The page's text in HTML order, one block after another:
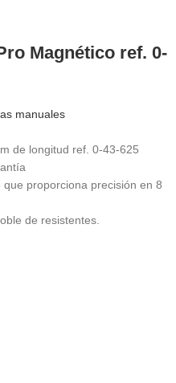
Magnético ref. 0-
manuales
de longitud ref. 0-43-625
proporciona precisión en 8
de resistentes.